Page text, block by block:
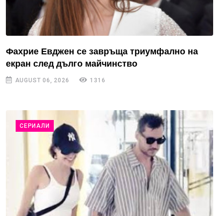
Фахрие Евджен се завръща триумфално на
екран след дълго майчинство
AUGUST 06, 2026 1316
СЕРИАЛИ